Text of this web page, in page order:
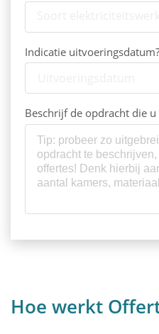
Indicatie uitvoeringsdatum?
Beschrijf de opdracht die
Hoe werkt